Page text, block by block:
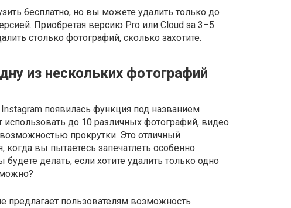
бесплатно, но вы можете удалить только до
Приобретая версию Pro или Cloud за 3–5
столько фотографий, сколько захотите.
из нескольких фотографий
появилась функция под названием
использовать до 10 различных фотографий, видео
прокрутки. Это отличный
когда вы пытаетесь запечатлеть особенно
делать, если хотите удалить только одно
предлагает пользователям возможность